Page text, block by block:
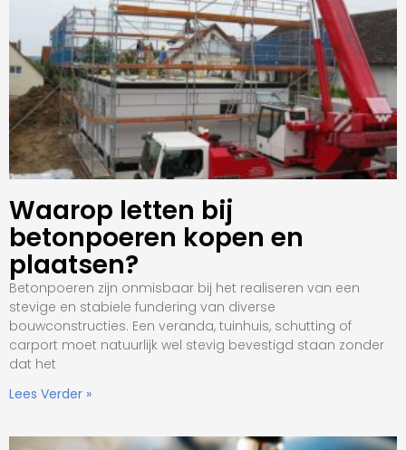
Waarop letten bij
betonpoeren kopen en
plaatsen?
Betonpoeren zijn onmisbaar bij het realiseren van een
stevige en stabiele fundering van diverse
bouwconstructies. Een veranda, tuinhuis, schutting of
carport moet natuurlijk wel stevig bevestigd staan zonder
dat het
Lees Verder »